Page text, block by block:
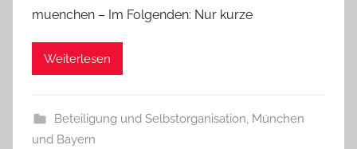
muenchen – Im Folgenden: Nur kurze
Weiterlesen
Beteiligung und Selbstorganisation, München
und Bayern